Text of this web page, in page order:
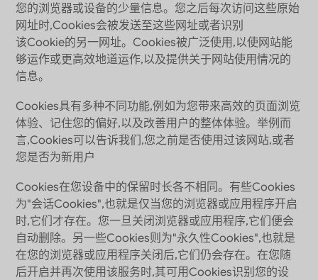
您的浏览器或设备的少量信息。您之后每次访问这些原始
网址时,Cookies会被发送至这些网址或者识别
该Cookie的另一网址。Cookies被广泛使用,以使网站能
够运作或更高效地道运作,以及提供关于网站使用情况的
信息。
Cookies具有多种不同功能,例如为您带来高效的页面浏览
体验、记住您的偏好,以及改善用户的整体体验。举例而
言,Cookies可以告诉我们,您之前是否使用过该网站,或者
您是否为新用户
Cookies在您设备中的保留时长各不相同。有些Cookies
为"会话Cookies",也就是仅当您的浏览器或应用程序开启
时,它们才存在。您一旦关闭浏览器或应用程序,它们便会
自动删除。另一些Cookies则为"永久性Cookies",也就是
在您的浏览器或应用程序关闭后,它们仍会存在。在您随
后开启并再次使用该服务时,其可用Cookies识别您的设